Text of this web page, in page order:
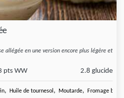
allégée en une version encore plus légère et
pts WW 2.8 glucide
, Huile de tournesol , Moutarde, Fromage